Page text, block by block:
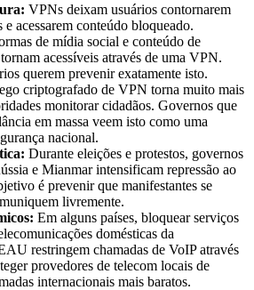
VPNs deixam usuários contornarem
acessarem conteúdo bloqueado.
de mídia social e conteúdo de
acessíveis através de uma VPN.
querem prevenir exatamente isto.
criptografado de VPN torna muito mais
monitorar cidadãos. Governos que
em massa veem isto como uma
nacional.
Durante eleições e protestos, governos
e Mianmar intensificam repressão ao
é prevenir que manifestantes se
livremente.
Em alguns países, bloquear serviços
domésticas da
restringem chamadas de VoIP através
provedores de telecom locais de
internacionais mais baratos.